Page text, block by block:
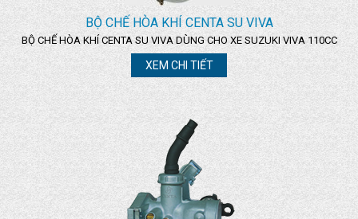
BỘ CHẾ HÒA KHÍ CENTA SU VIVA
BỘ CHẾ HÒA KHÍ CENTA SU VIVA DÙNG CHO XE SUZUKI VIVA 110CC
XEM CHI TIẾT